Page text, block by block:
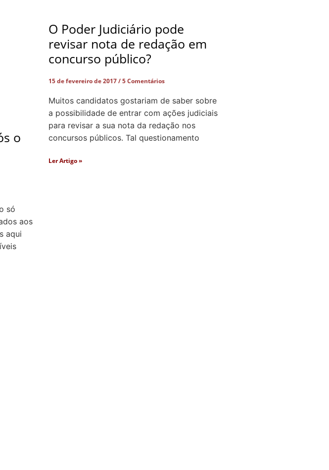
o
só
aos
aqui
O Poder Judiciário pode
revisar nota de redação em
concurso público?
15 de fevereiro de 2017 5 Comentários
Muitos candidatos gostariam de saber sobre
a possibilidade de entrar com ações judiciais
para revisar a sua nota da redação nos
concursos públicos. Tal questionamento
Ler Artigo »